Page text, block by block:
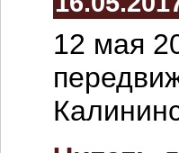
12 мая